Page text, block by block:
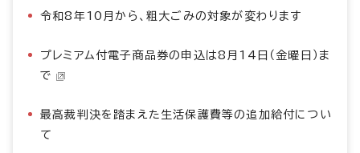
令和8年10月から、粗大ごみの対象が変わります
プレミアム付電子商品券の申込は8月14日（金曜日）ま
で
最高裁判決を踏まえた生活保護費等の追加給付につい
て